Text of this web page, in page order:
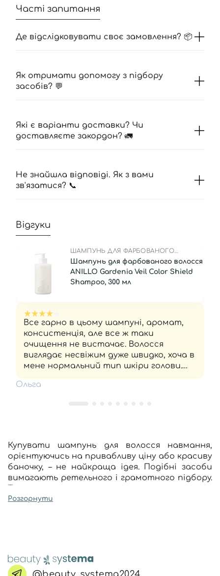
Часті запитання
Де відслідковувати своє замовлення? 📦
Як отримати допомогу з підбору
засобів? 💬
Які є варіанти доставки? Чи
доставляєте закордон? 🚛
Не знайшла відповіді. Як з вами
зв'язатися? 📞
Відгуки
ШАМПУНЬ ДЛЯ ФАРБОВАНОГО
ВОЛОССЯ
Шампунь для фарбованого волосся
ANILLO Gardenia Veil Color Shield
Shampoo, 300 мл
Все гарно в цьому шампуні, аромат,
консистенція, але все ж таки
очищення не вистачає. Волосся
виглядає несвіжим дуже швидко, хоча в
мене нормальний тип шкіри голови.
має фарбовану довжину, а й дуже суху
Ольга
Купувати шампунь для волосся навмання,
орієнтуючись на привабливу ціну або красиву
баночку, – не найкраща ідея. Подібні засоби
вимагають ретельного і грамотного підбору.
виконати своє завдання – очистити від
типів і станів волосся за прийнятною
вартістю ви знайдете на нашому сайті.
Розгорнути
@beauty_systema2024